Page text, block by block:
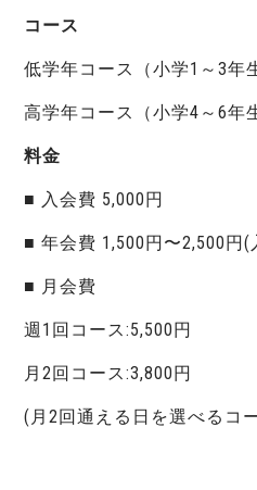
コース
低学年コース（小学1～3年
高学年コース（小学4～6年
料金
■ 入会費 5,000円
■ 年会費 1,500円〜2,500円
■ 月会費
週1回コース:5,500円
月2回コース:3,800円
(月2回通える日を選べるコ